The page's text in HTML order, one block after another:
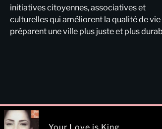
initiatives citoyennes, associatives et
culturelles qui améliorent la qualité de
préparent une ville plus juste et plus